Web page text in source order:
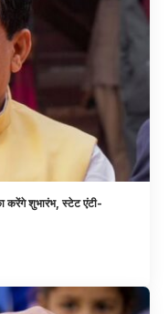
करेंगे शुभारंभ, स्टेट एंटी-